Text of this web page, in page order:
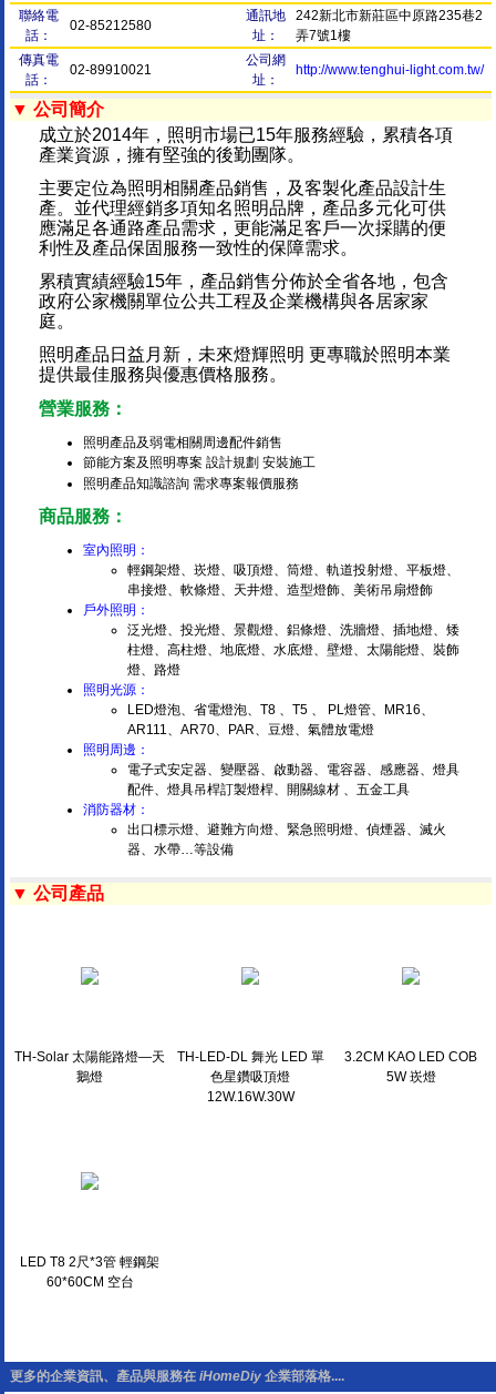
聯絡電
話：
02-85212580
通訊地
址：
242新北市新莊區中原路235巷2
弄7號1樓
傳真電
話：
02-89910021
公司網
址：
http://www.tenghui-light.com.tw/
▼ 公司簡介
成立於2014年，照明市場已15年服務經驗，累積各項
產業資源，擁有堅強的後勤團隊。
主要定位為照明相關產品銷售，及客製化產品設計生
產。並代理經銷多項知名照明品牌，產品多元化可供
應滿足各通路產品需求，更能滿足客戶一次採購的便
利性及產品保固服務一致性的保障需求。
累積實績經驗15年，產品銷售分佈於全省各地，包含
政府公家機關單位公共工程及企業機構與各居家家
庭。
照明產品日益月新，未來燈輝照明 更專職於照明本業
提供最佳服務與優惠價格服務。
營業服務：
照明產品及弱電相關周邊配件銷售
節能方案及照明專案 設計規劃 安裝施工
照明產品知識諮詢 需求專案報價服務
商品服務：
室內照明：
輕鋼架燈、崁燈、吸頂燈、筒燈、軌道投射燈、平板燈、
串接燈、軟條燈、天井燈、造型燈飾、美術吊扇燈飾
戶外照明：
泛光燈、投光燈、景觀燈、鋁條燈、洗牆燈、插地燈、矮
柱燈、高柱燈、地底燈、水底燈、壁燈、太陽能燈、裝飾
燈、路燈
照明光源：
LED燈泡、省電燈泡、T8 、T5 、 PL燈管、MR16、
AR111、AR70、PAR、豆燈、氣體放電燈
照明周邊：
電子式安定器、變壓器、啟動器、電容器、感應器、燈具
配件、燈具吊桿訂製燈桿、開關線材 、五金工具
消防器材：
出口標示燈、避難方向燈、緊急照明燈、偵煙器、滅火
器、水帶…等設備
▼ 公司產品
TH-Solar 太陽能路燈—天
鵝燈
TH-LED-DL 舞光 LED 單
色星鑽吸頂燈
12W.16W.30W
3.2CM KAO LED COB
5W 崁燈
LED T8 2尺*3管 輕鋼架
60*60CM 空台
更多的企業資訊、產品與服務在 iHomeDiy 企業部落格....